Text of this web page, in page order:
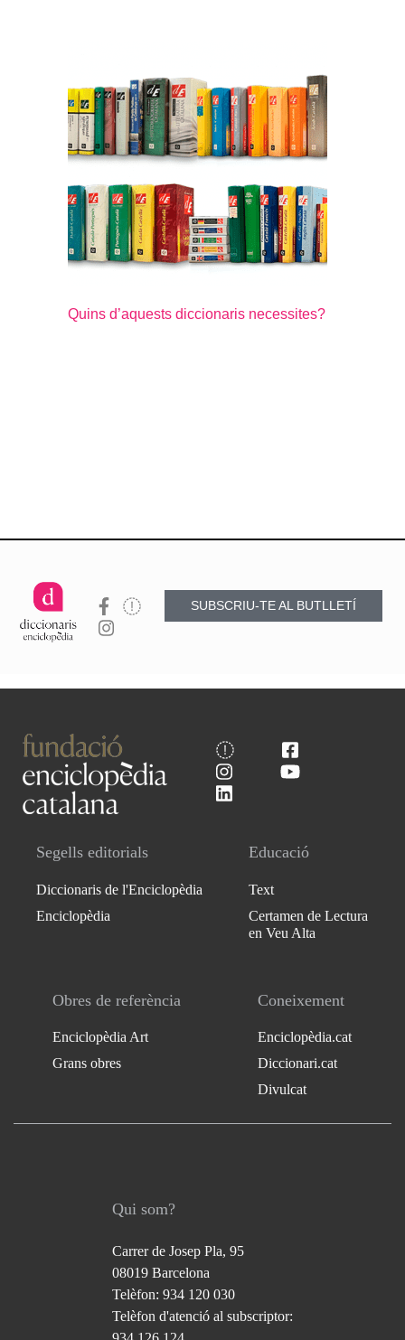
Quins d’aquests diccionaris necessites?
SUBSCRIU-TE AL BUTLLETÍ
Segells editorials
Diccionaris de l'Enciclopèdia
Enciclopèdia
Educació
Text
Certamen de Lectura
en Veu Alta
Obres de referència
Enciclopèdia Art
Grans obres
Coneixement
Enciclopèdia.cat
Diccionari.cat
Divulcat
Qui som?
Carrer de Josep Pla, 95
08019 Barcelona
Telèfon: 934 120 030
Telèfon d'atenció al subscriptor: